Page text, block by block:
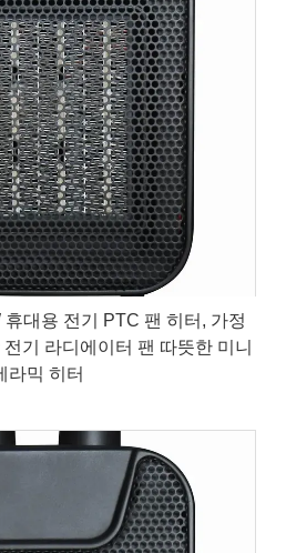
대용 전기 PTC 팬 히터, 가정
기 라디에이터 팬 따뜻한 미니
라믹 히터